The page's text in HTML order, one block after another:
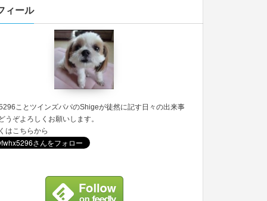
ィール
ことツインズパパのShigeが徒然に記す日々の出来事
うぞよろしくお願いします。
はこちらから